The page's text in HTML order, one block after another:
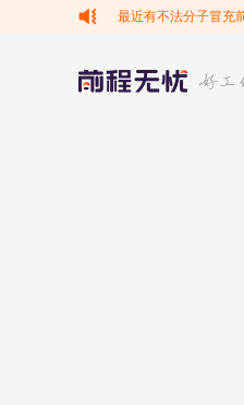
最近有不法分子冒充